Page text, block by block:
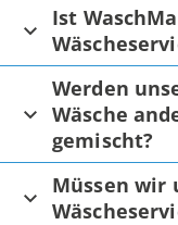
Ist
Werden
Wäsche
gemischt?
Müssen wir